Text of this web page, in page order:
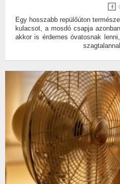
Egy hosszabb repülőúton
kulacsot, a mosdó csapja
akkor is érdemes óvatosnak